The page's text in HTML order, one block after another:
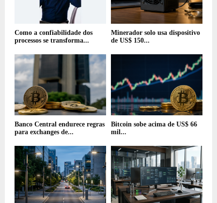
Como a confiabilidade dos
processos se transforma...
Minerador solo usa dispositivo
de US$ 150...
Banco Central endurece regras
para exchanges de...
Bitcoin sobe acima de US$ 66
mil...